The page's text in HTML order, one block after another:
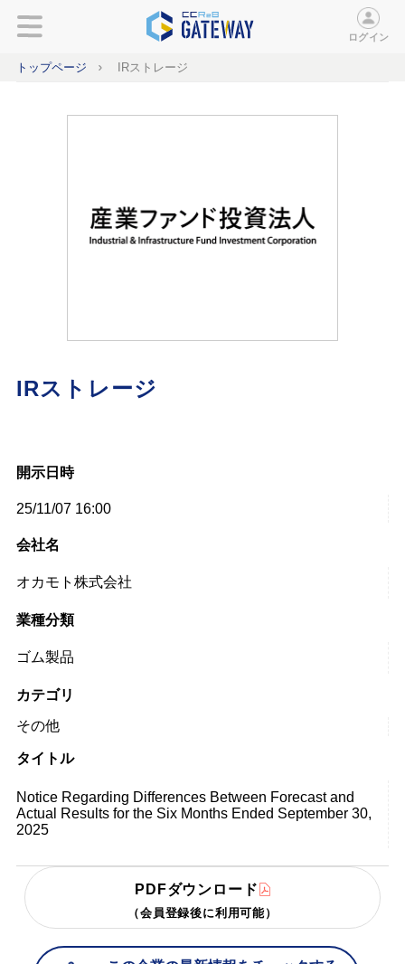
ログイン
トップページ IRストレージ
IRストレージ
開示日時
25/11/07 16:00
会社名
オカモト株式会社
業種分類
ゴム製品
カテゴリ
その他
タイトル
Notice Regarding Differences Between Forecast and
Actual Results for the Six Months Ended September 30,
2025
PDFダウンロード
（会員登録後に利用可能）